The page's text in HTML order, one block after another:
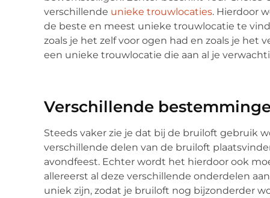
verschillende unieke trouwlocaties. Hierdoor
de beste en meest unieke trouwlocatie te
zoals je het zelf voor ogen had en zoals je
een unieke trouwlocatie die aan al je
Verschillende
Steeds vaker zie je dat bij de bruiloft gebruik
verschillende delen van de bruiloft
avondfeest. Echter wordt het hierdoor ook
allereerst al deze verschillende onderdelen
uniek zijn, zodat je bruiloft nog bijzonderder